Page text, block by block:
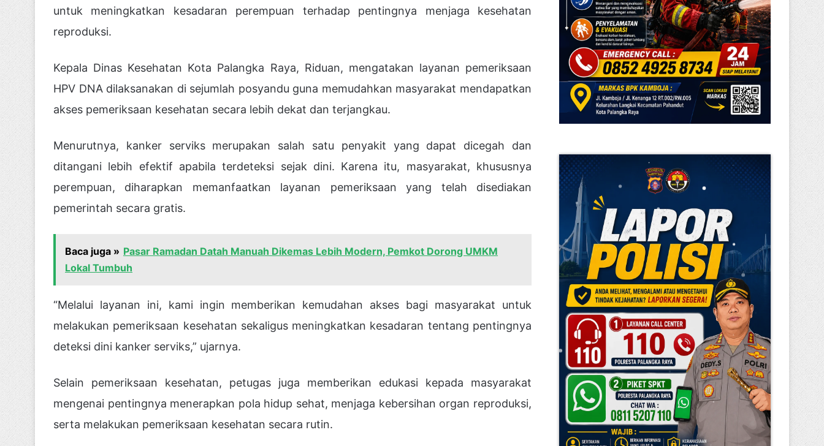
untuk meningkatkan kesadaran perempuan terhadap pentingnya menjaga kesehatan
reproduksi.
Kepala Dinas Kesehatan Kota Palangka Raya, Riduan, mengatakan layanan pemeriksaan
HPV DNA dilaksanakan di sejumlah posyandu guna memudahkan masyarakat mendapatkan
akses pemeriksaan kesehatan secara lebih dekat dan terjangkau.
Menurutnya, kanker serviks merupakan salah satu penyakit yang dapat dicegah dan
ditangani lebih efektif apabila terdeteksi sejak dini. Karena itu, masyarakat, khususnya
perempuan, diharapkan memanfaatkan layanan pemeriksaan yang telah disediakan
pemerintah secara gratis.
Baca juga » Pasar Ramadan Datah Manuah Dikemas Lebih Modern, Pemkot Dorong UMKM
Lokal Tumbuh
“Melalui layanan ini, kami ingin memberikan kemudahan akses bagi masyarakat untuk
melakukan pemeriksaan kesehatan sekaligus meningkatkan kesadaran tentang pentingnya
deteksi dini kanker serviks,” ujarnya.
Selain pemeriksaan kesehatan, petugas juga memberikan edukasi kepada masyarakat
mengenai pentingnya menerapkan pola hidup sehat, menjaga kebersihan organ reproduksi,
serta melakukan pemeriksaan kesehatan secara rutin.